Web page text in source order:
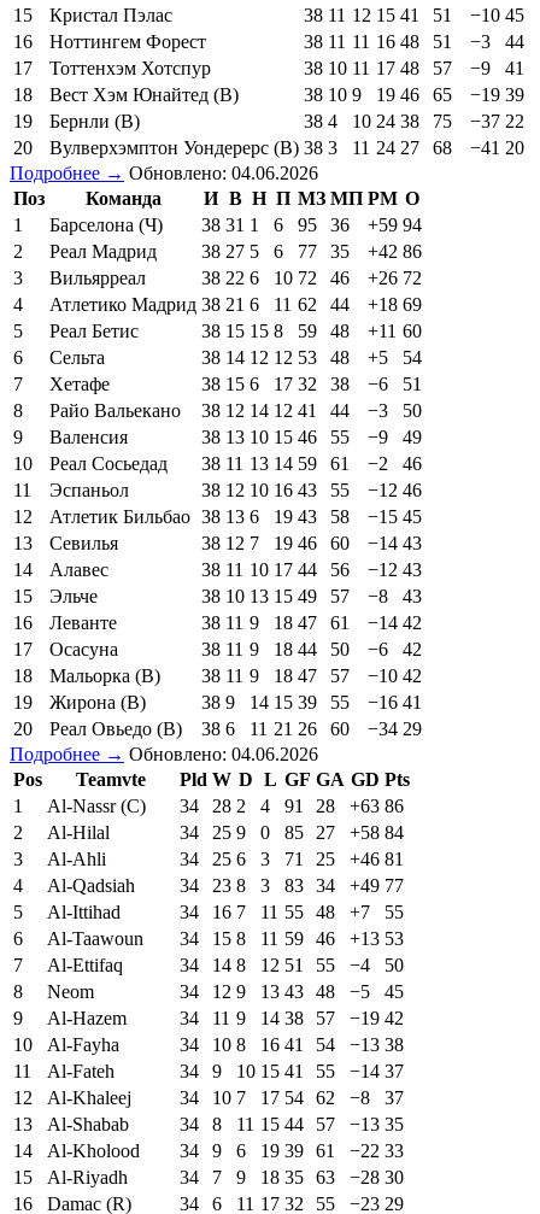
15
Кристал Пэлас 38 11 12 15 41 51 −10 45
16
Ноттингем Форест 38 11 11 16 48 51 −3
44
17
Тоттенхэм Хотспур 38 10 11 17 48 57 −9
41
18
Вест Хэм Юнайтед (В) 38 10 9 19 46 65 −19 39
19
Бернли (В) 38 4 10 24 38 75 −37 22
20
Вулверхэмптон Уондерерс (В) 38 3 11 24 27 68 −41 20
Подробнее → Обновлено: 04.06.2026
Поз
Команда И В Н П МЗ МП РМ О
1
Барселона (Ч) 38 31 1 6 95 36 +59 94
2
Реал Мадрид 38 27 5 6 77 35 +42 86
3
Вильярреал 38 22 6 10 72 46 +26 72
4
Атлетико Мадрид 38 21 6 11 62 44 +18 69
5
Реал Бетис 38 15 15 8 59 48 +11 60
6
Сельта 38 14 12 12 53 48 +5
54
7
Хетафе 38 15 6 17 32 38 −6
51
8
Райо Вальекано 38 12 14 12 41 44 −3
50
9
Валенсия 38 13 10 15 46 55 −9
49
10
Реал Сосьедад 38 11 13 14 59 61 −2
46
11
Эспаньол 38 12 10 16 43 55 −12 46
12
Атлетик Бильбао 38 13 6 19 43 58 −15 45
13
Севилья 38 12 7 19 46 60 −14 43
14
Алавес 38 11 10 17 44 56 −12 43
15
Эльче 38 10 13 15 49 57 −8
43
16
Леванте 38 11 9 18 47 61 −14 42
17
Осасуна 38 11 9 18 44 50 −6
42
18
Мальорка (В) 38 11 9 18 47 57 −10 42
19
Жирона (В) 38 9 14 15 39 55 −16 41
20
Реал Овьедо (В) 38 6 11 21 26 60 −34 29
Подробнее → Обновлено: 04.06.2026
Pos
Teamvte Pld W D L GF GA GD Pts
1
Al-Nassr (C) 34 28 2 4 91 28 +63 86
2
Al-Hilal 34 25 9 0 85 27 +58 84
3
Al-Ahli 34 25 6 3 71 25 +46 81
4
Al-Qadsiah 34 23 8 3 83 34 +49 77
5
Al-Ittihad 34 16 7 11 55 48 +7
55
6
Al-Taawoun 34 15 8 11 59 46 +13 53
7
Al-Ettifaq 34 14 8 12 51 55 −4
50
8
Neom 34 12 9 13 43 48 −5
45
9
Al-Hazem 34 11 9 14 38 57 −19 42
10
Al-Fayha 34 10 8 16 41 54 −13 38
11
Al-Fateh 34 9 10 15 41 55 −14 37
12
Al-Khaleej 34 10 7 17 54 62 −8
37
13
Al-Shabab 34 8 11 15 44 57 −13 35
14
Al-Kholood 34 9 6 19 39 61 −22 33
15
Al-Riyadh 34 7 9 18 35 63 −28 30
16
Damac (R) 34 6 11 17 32 55 −23 29